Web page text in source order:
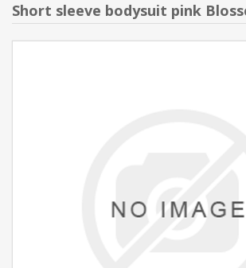
Short sleeve bodysuit pink